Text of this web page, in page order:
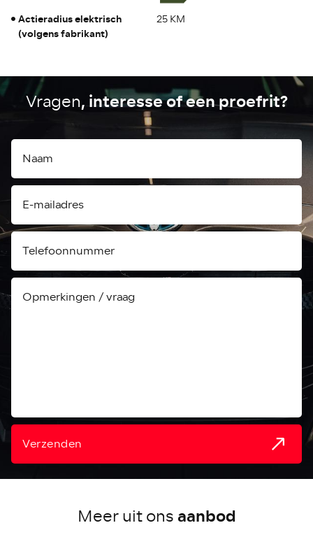
Actieradius elektrisch
(volgens fabrikant)
25 KM
Vragen, interesse of een proefrit?
Verzenden
Meer uit ons aanbod